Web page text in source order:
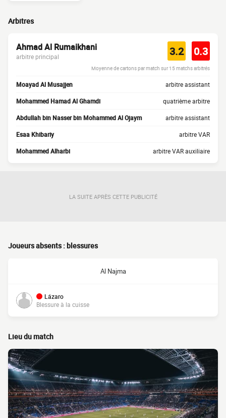
Arbitres
Ahmad Al Rumaikhani
arbitre principal 3.2 0.3
Moyenne de cartons par match sur 15 matchs arbitrés
Moayad Al Musajjen arbitre assistant
Mohammed Hamad Al Ghamdi quatrième arbitre
Abdullah bin Nasser bin Mohammed Al Ojaym arbitre assistant
Esaa Khibariy arbitre VAR
Mohammed Alharbi arbitre VAR auxiliaire
LA SUITE APRÈS CETTE PUBLICITÉ
Joueurs absents : blessures
Al Najma
Lázaro
Blessure à la cuisse
Lieu du match